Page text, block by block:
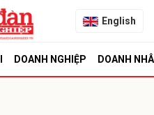
English
DOANH NGHIỆP DOANH